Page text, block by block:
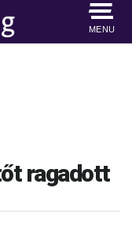
MENU
ragadott